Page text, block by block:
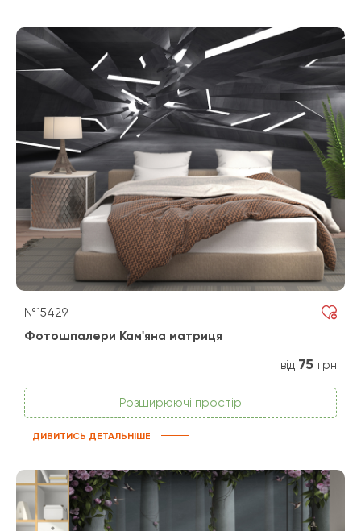
№15429
Фотошпалери Кам'яна матриця
від 75 грн
Розширюючі простір
ДИВИТИСЬ ДЕТАЛЬНІШЕ